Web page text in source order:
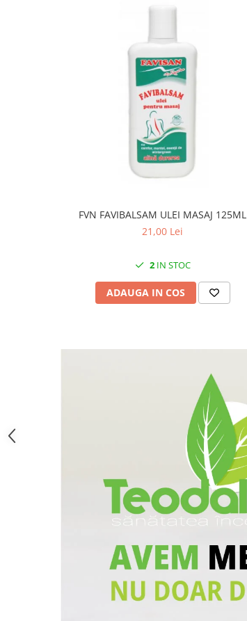
FVN FAVIBALSAM ULEI MASAJ 125ML
21,00 Lei
2IN STOC
ADAUGA IN COS